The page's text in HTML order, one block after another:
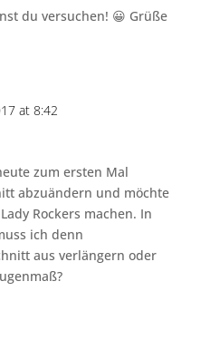
du versuchen! 😀 Grüße
at 8:42
zum ersten Mal
abzuändern und möchte
Rockers machen. In
ich denn
aus verlängern oder